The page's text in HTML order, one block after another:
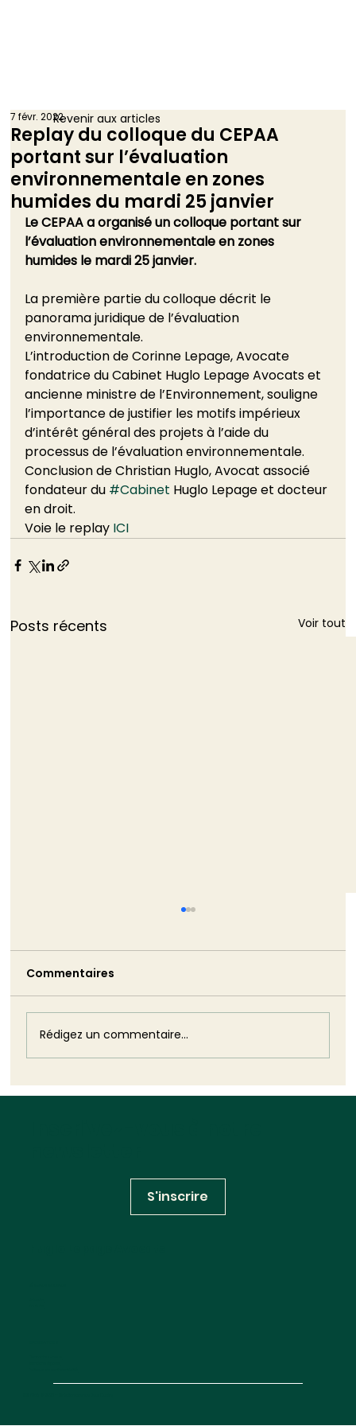
Replay du colloque du CEPAA
portant sur l’évaluation
environnementale en zones
humides du mardi 25 janvier
7 févr. 2022
Le CEPAA a organisé un colloque portant sur
l’évaluation environnementale en zones
humides le mardi 25 janvier.
La première partie du colloque décrit le
panorama juridique de l’évaluation
environnementale.
L’introduction de Corinne Lepage, Avocate
fondatrice du Cabinet Huglo Lepage Avocats et
ancienne ministre de l’Environnement, souligne
l’importance de justifier les motifs impérieux
d’intérêt général des projets à l’aide du
processus de l’évaluation environnementale.
Conclusion de Christian Huglo, Avocat associé
fondateur du #Cabinet Huglo Lepage et docteur
en droit.
Voie le replay ICI
Posts récents Voir tout
l’aurait été son silence
Monique Barbut a annoncé sa démission.
Puis elle est restée. Cette volte-face est
plus dommageable que n'aurait pu l'être
son silence : elle révèle, dans toute sa
brutalité, l'impuissance structurelle
Commentaires
Rédigez un commentaire...
Revenir aux articles
S'inscrire